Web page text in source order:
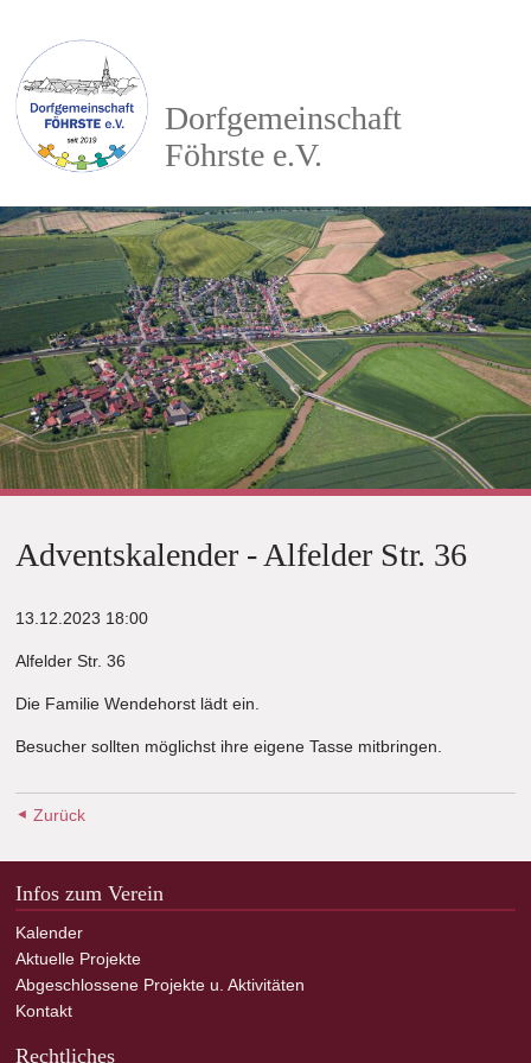
Dorfgemeinschaft
Föhrste e.V.
Adventskalender - Alfelder Str. 36
13.12.2023 18:00
Alfelder Str. 36
Die Familie Wendehorst lädt ein.
Besucher sollten möglichst ihre eigene Tasse mitbringen.
Zurück
Infos zum Verein
Kalender
Aktuelle Projekte
Abgeschlossene Projekte u. Aktivitäten
Kontakt
Rechtliches